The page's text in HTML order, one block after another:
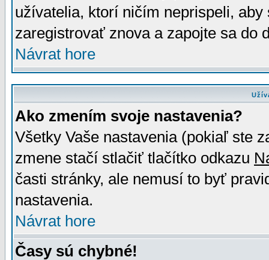
užívatelia, ktorí ničím neprispeli,
zaregistrovať znova a zapojte sa do
Návrat hore
Ako zmením svoje nastavenia?
Všetky Vaše nastavenia (pokiaľ ste
zmene stačí stlačiť tlačítko odkazu
časti stránky, ale nemusí to byť
nastavenia.
Návrat hore
Časy sú chybné!